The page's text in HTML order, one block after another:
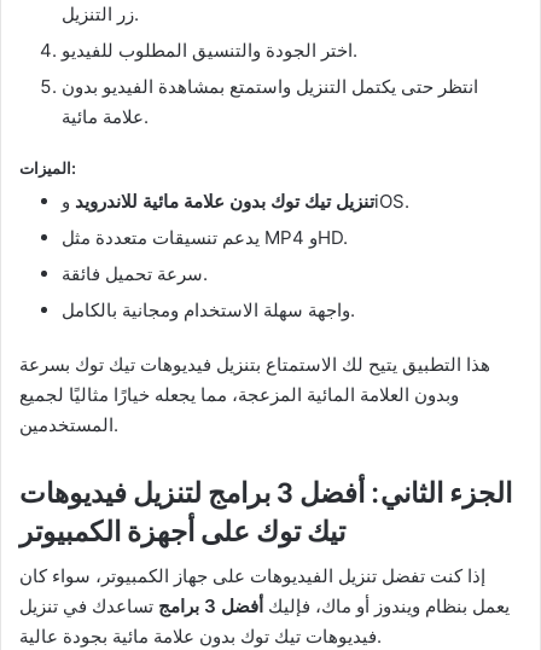
زر التنزيل.
اختر الجودة والتنسيق المطلوب للفيديو.
انتظر حتى يكتمل التنزيل واستمتع بمشاهدة الفيديو بدون
علامة مائية.
الميزات:
تنزيل تيك توك بدون علامة مائية للاندرويدوiOS.
يدعم تنسيقات متعددة مثل MP4 وHD.
سرعة تحميل فائقة.
واجهة سهلة الاستخدام ومجانية بالكامل.
هذا التطبيق يتيح لك الاستمتاع بتنزيل فيديوهات تيك توك بسرعة
وبدون العلامة المائية المزعجة، مما يجعله خيارًا مثاليًا لجميع
المستخدمين.
الجزء الثاني: أفضل 3 برامج لتنزيل فيديوهات
تيك توك على أجهزة الكمبيوتر
إذا كنت تفضل تنزيل الفيديوهات على جهاز الكمبيوتر، سواء كان
يعمل بنظام ويندوز أو ماك، فإليك أفضل 3 برامج
تساعدك في تنزيل
فيديوهات تيك توك بدون علامة مائية بجودة عالية.